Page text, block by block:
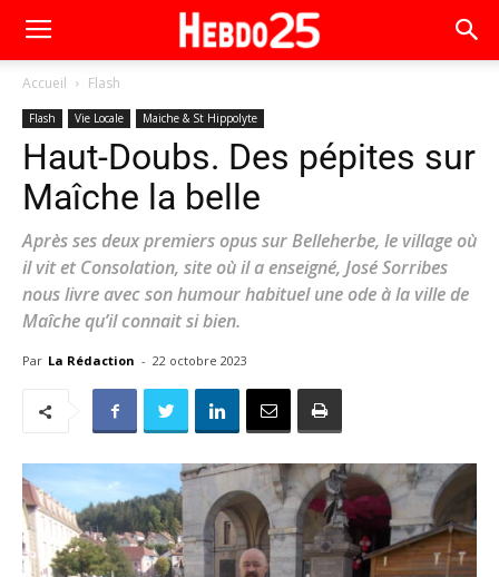
Accueil Flash
Flash Vie Locale Maiche & St Hippolyte
Haut-Doubs. Des pépites sur
Maîche la belle
Après ses deux premiers opus sur Belleherbe, le village où
il vit et Consolation, site où il a enseigné, José Sorribes
nous livre avec son humour habituel une ode à la ville de
Maîche qu’il connait si bien.
Par La Rédaction - 22 octobre 2023